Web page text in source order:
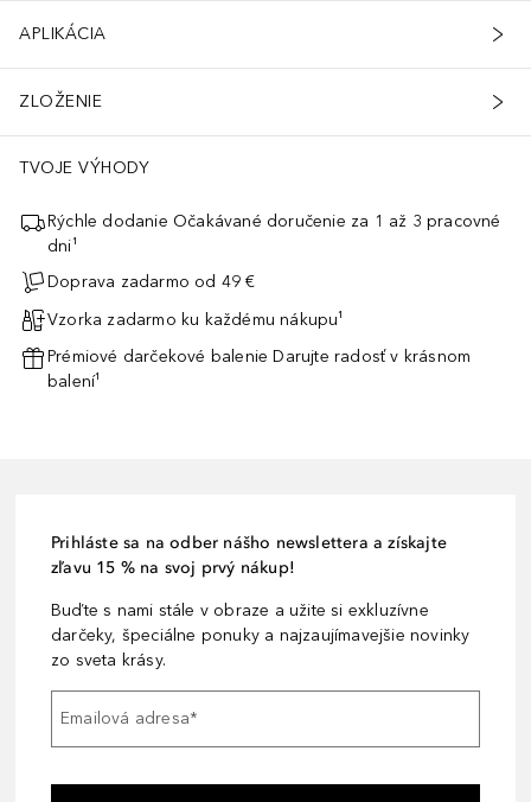
APLIKÁCIA
ZLOŽENIE
TVOJE VÝHODY
Rýchle dodanie Očakávané doručenie za 1 až 3 pracovné
dni¹
Doprava zadarmo od 49 €
Vzorka zadarmo ku každému nákupu¹
Prémiové darčekové balenie Darujte radosť v krásnom
balení¹
Prihláste sa na odber nášho newslettera a získajte
zľavu 15 % na svoj prvý nákup!
Buďte s nami stále v obraze a užite si exkluzívne
darčeky, špeciálne ponuky a najzaujímavejšie novinky
zo sveta krásy.
Emailová adresa*